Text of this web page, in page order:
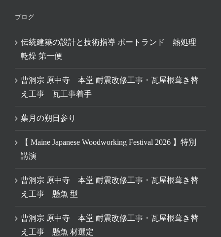
ブログ
伝統建築の設計と技術指導 ポートランド 熱処理
乾燥 第一便
曹洞宗 原中寺 本堂 耐震改修工事・瓦屋根葺き替
え工事 瓦工事着手
葉月の朔日参り
【 Maine Japanese Woodworking Festival 2026 】特別
講演
曹洞宗 原中寺 本堂 耐震改修工事・瓦屋根葺き替
え工事 懸魚 型
曹洞宗 原中寺 本堂 耐震改修工事・瓦屋根葺き替
え工事 懸魚 材選定